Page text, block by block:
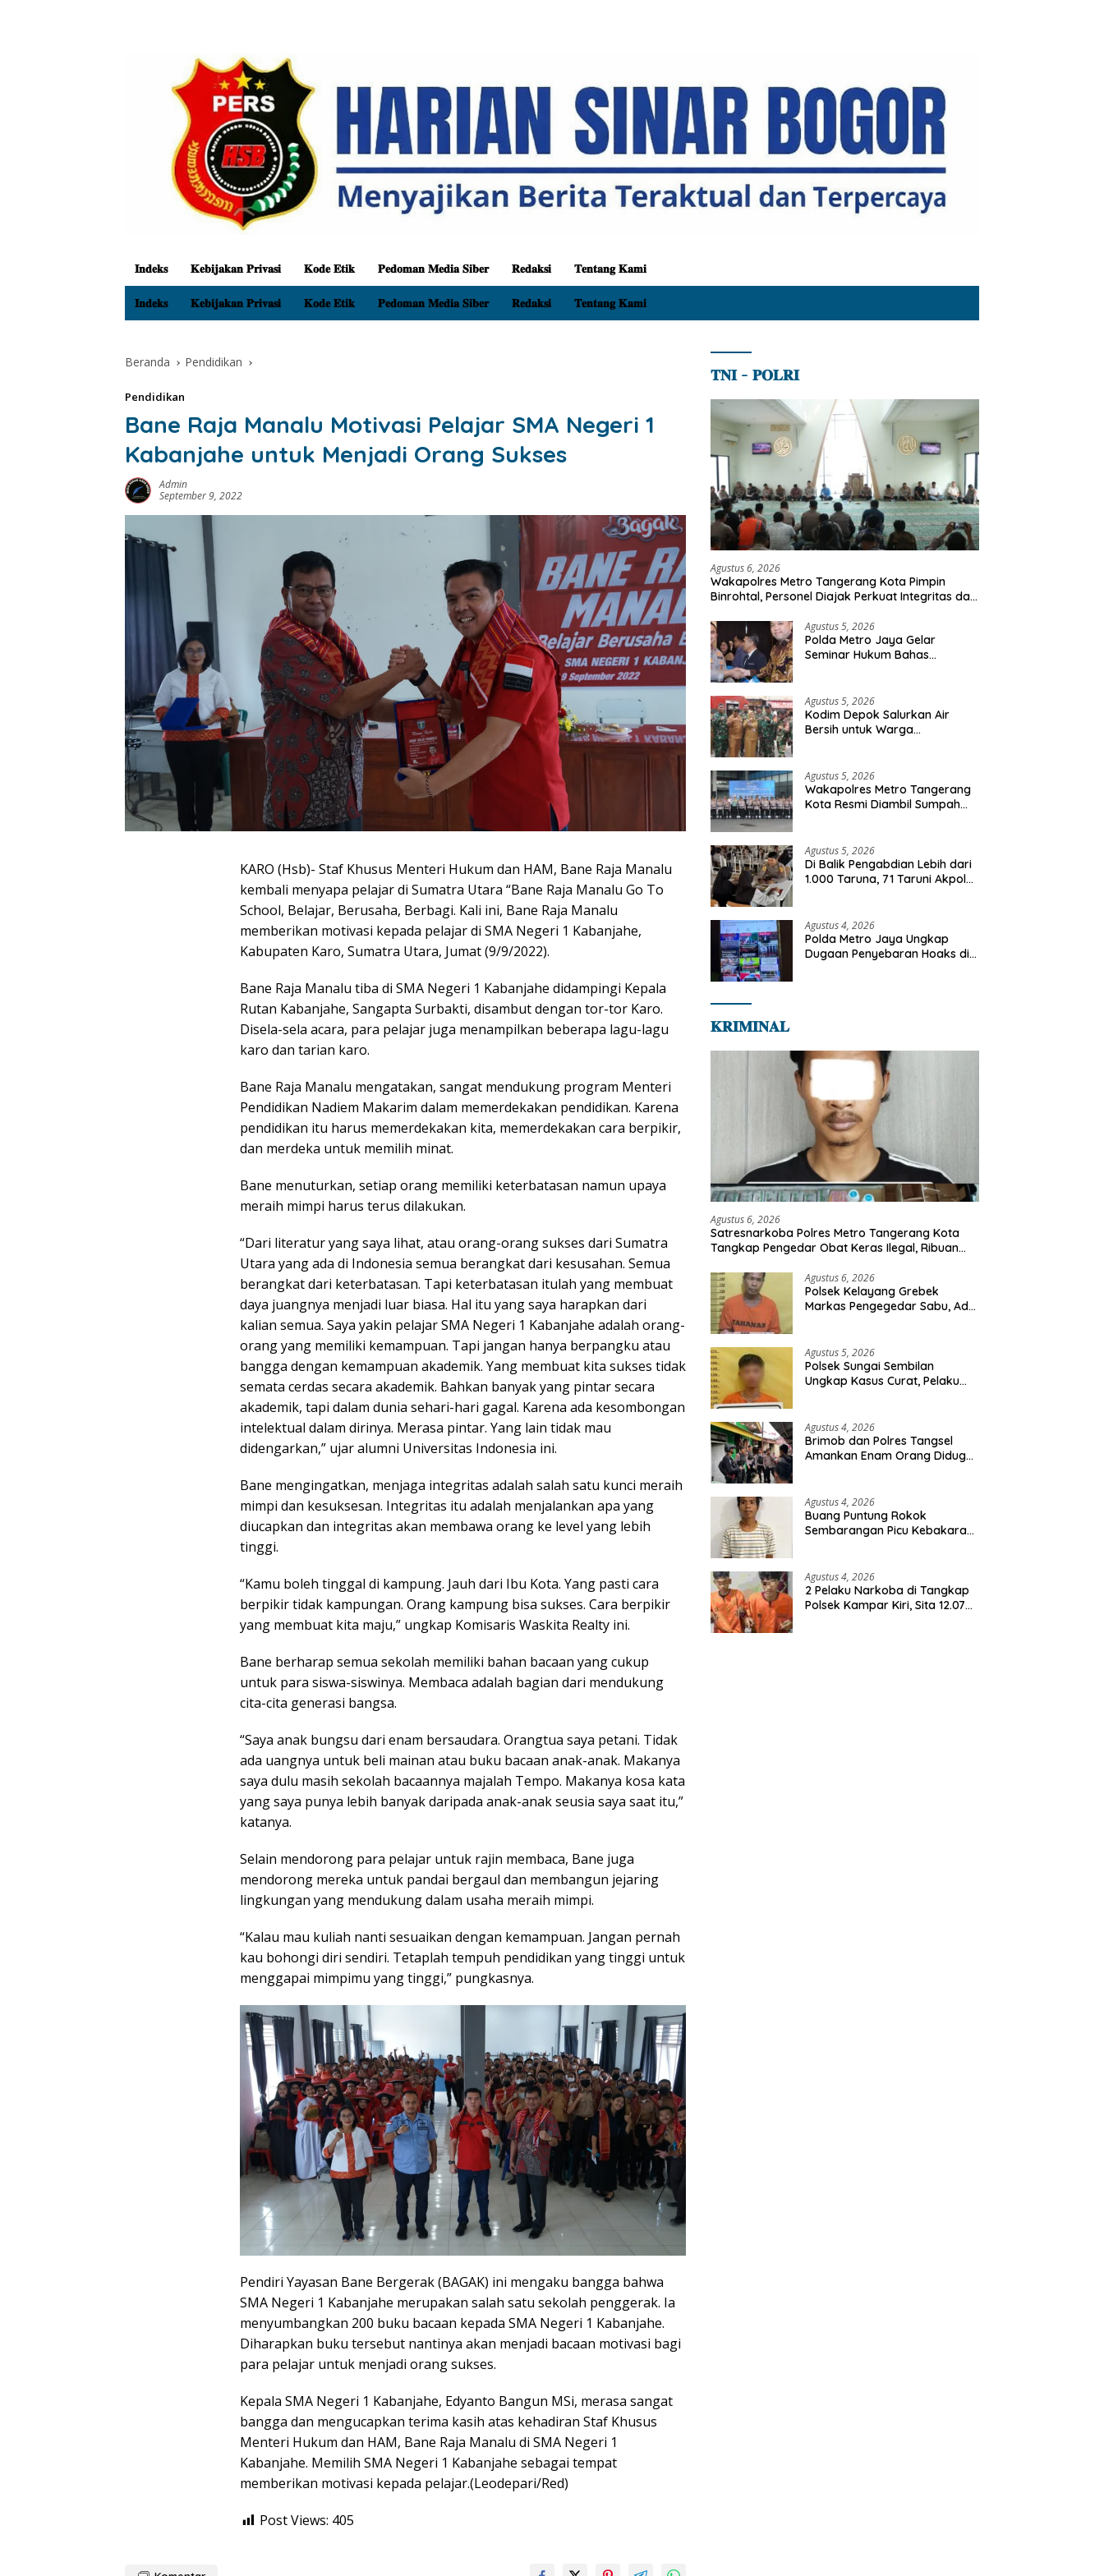
𝐈𝐧𝐝𝐞𝐤𝐬 𝐊𝐞𝐛𝐢𝐣𝐚𝐤𝐚𝐧 𝐏𝐫𝐢𝐯𝐚𝐬𝐢 𝐊𝐨𝐝𝐞 𝐄𝐭𝐢𝐤 𝐏𝐞𝐝𝐨𝐦𝐚𝐧 𝐌𝐞𝐝𝐢𝐚 𝐒𝐢𝐛𝐞𝐫 𝐑𝐞𝐝𝐚𝐤𝐬𝐢 𝐓𝐞𝐧𝐭𝐚𝐧𝐠 𝐊𝐚𝐦𝐢
𝐈𝐧𝐝𝐞𝐤𝐬 𝐊𝐞𝐛𝐢𝐣𝐚𝐤𝐚𝐧 𝐏𝐫𝐢𝐯𝐚𝐬𝐢 𝐊𝐨𝐝𝐞 𝐄𝐭𝐢𝐤 𝐏𝐞𝐝𝐨𝐦𝐚𝐧 𝐌𝐞𝐝𝐢𝐚 𝐒𝐢𝐛𝐞𝐫 𝐑𝐞𝐝𝐚𝐤𝐬𝐢 𝐓𝐞𝐧𝐭𝐚𝐧𝐠 𝐊𝐚𝐦𝐢
Beranda Pendidikan
Pendidikan
Bane Raja Manalu Motivasi Pelajar SMA Negeri 1
Kabanjahe untuk Menjadi Orang Sukses
Admin
September 9, 2022
KARO (Hsb)- Staf Khusus Menteri Hukum dan HAM, Bane Raja Manalu
kembali menyapa pelajar di Sumatra Utara “Bane Raja Manalu Go To
School, Belajar, Berusaha, Berbagi. Kali ini, Bane Raja Manalu
memberikan motivasi kepada pelajar di SMA Negeri 1 Kabanjahe,
Kabupaten Karo, Sumatra Utara, Jumat (9/9/2022).
Bane Raja Manalu tiba di SMA Negeri 1 Kabanjahe didampingi Kepala
Rutan Kabanjahe, Sangapta Surbakti, disambut dengan tor-tor Karo.
Disela-sela acara, para pelajar juga menampilkan beberapa lagu-lagu
karo dan tarian karo.
Bane Raja Manalu mengatakan, sangat mendukung program Menteri
Pendidikan Nadiem Makarim dalam memerdekakan pendidikan. Karena
pendidikan itu harus memerdekakan kita, memerdekakan cara berpikir,
dan merdeka untuk memilih minat.
Bane menuturkan, setiap orang memiliki keterbatasan namun upaya
meraih mimpi harus terus dilakukan.
“Dari literatur yang saya lihat, atau orang-orang sukses dari Sumatra
Utara yang ada di Indonesia semua berangkat dari kesusahan. Semua
berangkat dari keterbatasan. Tapi keterbatasan itulah yang membuat
daya juangnya menjadi luar biasa. Hal itu yang saya harapkan dari
kalian semua. Saya yakin pelajar SMA Negeri 1 Kabanjahe adalah orang-
orang yang memiliki kemampuan. Tapi jangan hanya berpangku atau
bangga dengan kemampuan akademik. Yang membuat kita sukses tidak
semata cerdas secara akademik. Bahkan banyak yang pintar secara
akademik, tapi dalam dunia sehari-hari gagal. Karena ada kesombongan
intelektual dalam dirinya. Merasa pintar. Yang lain tidak mau
didengarkan,” ujar alumni Universitas Indonesia ini.
Bane mengingatkan, menjaga integritas adalah salah satu kunci meraih
mimpi dan kesuksesan. Integritas itu adalah menjalankan apa yang
diucapkan dan integritas akan membawa orang ke level yang lebih
tinggi.
“Kamu boleh tinggal di kampung. Jauh dari Ibu Kota. Yang pasti cara
berpikir tidak kampungan. Orang kampung bisa sukses. Cara berpikir
yang membuat kita maju,” ungkap Komisaris Waskita Realty ini.
Bane berharap semua sekolah memiliki bahan bacaan yang cukup
untuk para siswa-siswinya. Membaca adalah bagian dari mendukung
cita-cita generasi bangsa.
“Saya anak bungsu dari enam bersaudara. Orangtua saya petani. Tidak
ada uangnya untuk beli mainan atau buku bacaan anak-anak. Makanya
saya dulu masih sekolah bacaannya majalah Tempo. Makanya kosa kata
yang saya punya lebih banyak daripada anak-anak seusia saya saat itu,”
katanya.
Selain mendorong para pelajar untuk rajin membaca, Bane juga
mendorong mereka untuk pandai bergaul dan membangun jejaring
lingkungan yang mendukung dalam usaha meraih mimpi.
“Kalau mau kuliah nanti sesuaikan dengan kemampuan. Jangan pernah
kau bohongi diri sendiri. Tetaplah tempuh pendidikan yang tinggi untuk
menggapai mimpimu yang tinggi,” pungkasnya.
Pendiri Yayasan Bane Bergerak (BAGAK) ini mengaku bangga bahwa
SMA Negeri 1 Kabanjahe merupakan salah satu sekolah penggerak. Ia
menyumbangkan 200 buku bacaan kepada SMA Negeri 1 Kabanjahe.
Diharapkan buku tersebut nantinya akan menjadi bacaan motivasi bagi
para pelajar untuk menjadi orang sukses.
Kepala SMA Negeri 1 Kabanjahe, Edyanto Bangun MSi, merasa sangat
bangga dan mengucapkan terima kasih atas kehadiran Staf Khusus
Menteri Hukum dan HAM, Bane Raja Manalu di SMA Negeri 1
Kabanjahe. Memilih SMA Negeri 1 Kabanjahe sebagai tempat
memberikan motivasi kepada pelajar.(Leodepari/Red)
Post Views: 405
𝐓𝐍𝐈 – 𝐏𝐎𝐋𝐑𝐈
Agustus 6, 2026
Wakapolres Metro Tangerang Kota Pimpin
Binrohtal, Personel Diajak Perkuat Integritas dan
Agustus 5, 2026
Polda Metro Jaya Gelar
Seminar Hukum Bahas
Agustus 5, 2026
Kodim Depok Salurkan Air
Bersih untuk Warga
Agustus 5, 2026
Wakapolres Metro Tangerang
Kota Resmi Diambil Sumpah
kepada Masyarakat
Agustus 5, 2026
Di Balik Pengabdian Lebih dari
1.000 Taruna, 71 Taruni Akpol
Agustus 4, 2026
Polda Metro Jaya Ungkap
Dugaan Penyebaran Hoaks di
𝐊𝐑𝐈𝐌𝐈𝐍𝐀𝐋
Agustus 6, 2026
Satresnarkoba Polres Metro Tangerang Kota
Tangkap Pengedar Obat Keras Ilegal, Ribuan
Agustus 6, 2026
Polsek Kelayang Grebek
Markas Pengegedar Sabu, Ada
Agustus 5, 2026
Polsek Sungai Sembilan
Ungkap Kasus Curat, Pelaku
Agustus 4, 2026
Brimob dan Polres Tangsel
Amankan Enam Orang Diduga
Agustus 4, 2026
Buang Puntung Rokok
Sembarangan Picu Kebakaran
Agustus 4, 2026
2 Pelaku Narkoba di Tangkap
Polsek Kampar Kiri, Sita 12.07